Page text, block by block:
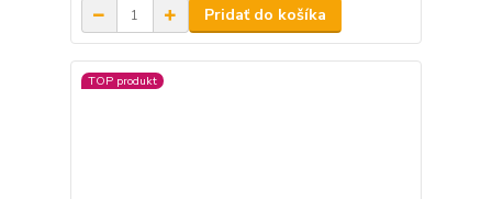
Pridať do košíka
TOP produkt